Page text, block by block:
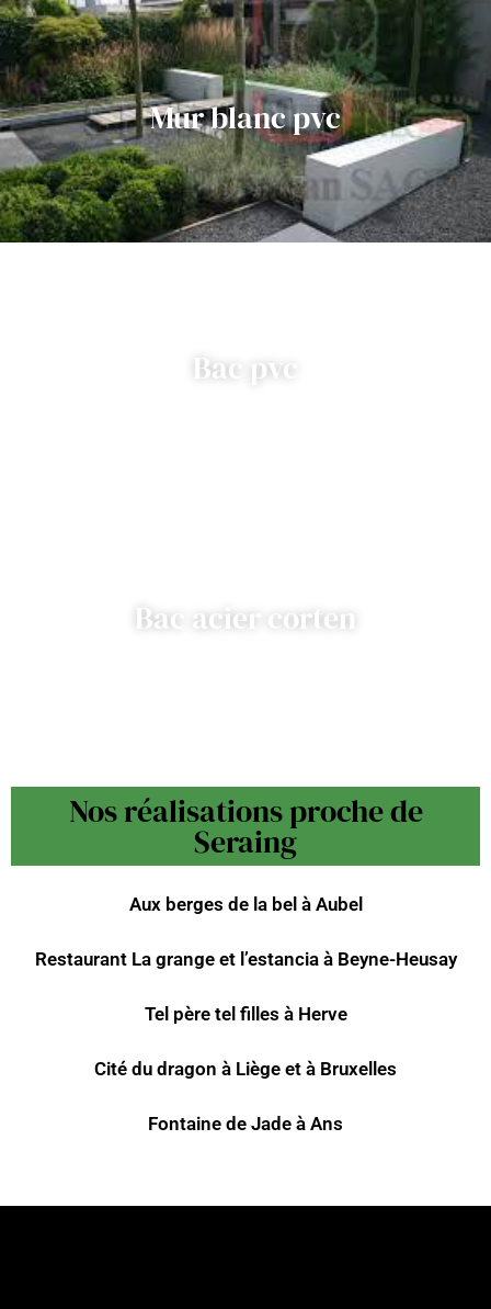
Mur blanc pvc
Bac pvc
Bac acier corten
Nos réalisations proche de
Seraing
Aux berges de la bel à Aubel
Restaurant La grange et l’estancia à Beyne-Heusay
Tel père tel filles à Herve
Cité du dragon à Liège et à Bruxelles
Fontaine de Jade à Ans